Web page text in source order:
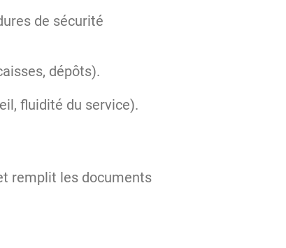
de sécurité
dépôts).
fluidité du service).
remplit les documents